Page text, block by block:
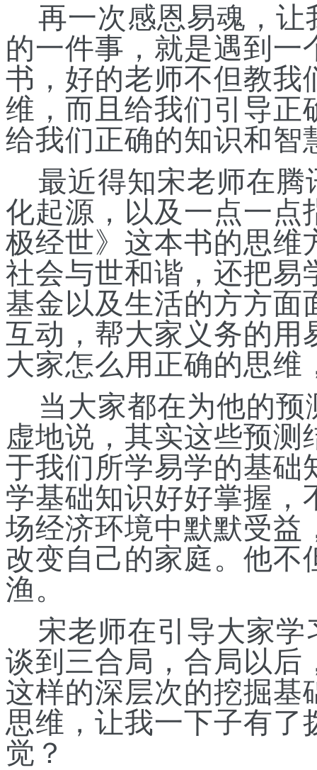
再一次感恩易魂，
的一件事，就是遇到一
书，好的老师不但教我
维，而且给我们引导正
给我们正确的知识和智
最近得知宋老师在
化起源，以及一点一点
极经世》这本书的思维
社会与世和谐，还把易
基金以及生活的方方面
互动，帮大家义务的用
大家怎么用正确的思维
当大家都在为他的
虚地说，其实这些预
于我们所学易学的基础
学基础知识好好掌握，
场经济环境中默默受益
改变自己的家庭。他不
渔。
宋老师在引导大家
谈到三合局，合局以后
这样的深层次的挖掘基
思维，让我一下子有了
觉？